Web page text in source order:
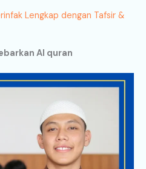
Lengkap dengan Tafsir &
Al quran